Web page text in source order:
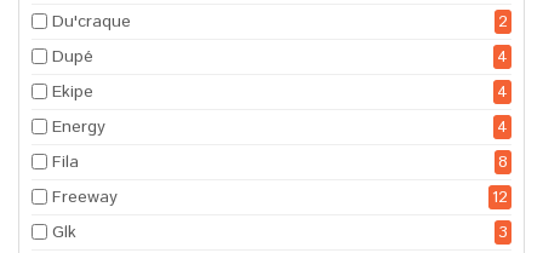
Du'craque
2
Dupé
4
Ekipe
4
Energy
4
Fila
8
Freeway
12
Glk
3